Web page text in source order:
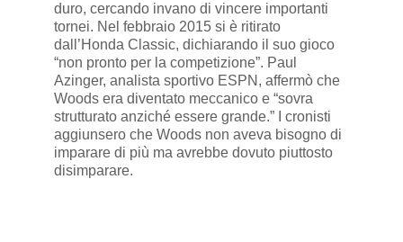
duro, cercando invano di vincere importanti
tornei. Nel febbraio 2015 si è ritirato
dall’Honda Classic, dichiarando il suo gioco
“non pronto per la competizione”. Paul
Azinger, analista sportivo ESPN, affermò che
Woods era diventato meccanico e “sovra
strutturato anziché essere grande.” I cronisti
aggiunsero che Woods non aveva bisogno di
imparare di più ma avrebbe dovuto piuttosto
disimparare.